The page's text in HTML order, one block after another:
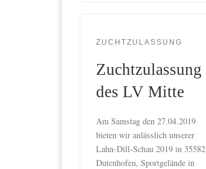
ZUCHTZULASSUNG
Zuchtzulassung
des LV Mitte
Am Samstag den 27.04.2019
bieten wir anlässlich unserer
Lahn-Dill-Schau 2019 in 35582
Dutenhofen, Sportgelände in